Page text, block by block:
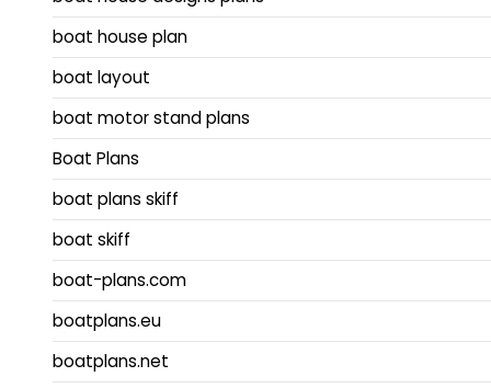
boat house plan
boat layout
boat motor stand plans
Boat Plans
boat plans skiff
boat skiff
boat-plans.com
boatplans.eu
boatplans.net